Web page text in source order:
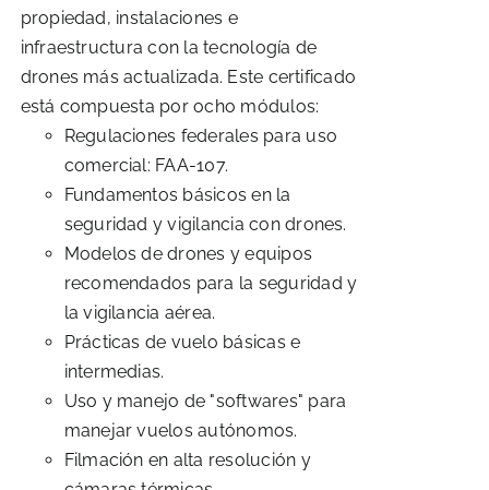
propiedad, instalaciones e
infraestructura con la tecnología de
drones más actualizada. Este certificado
está compuesta por ocho módulos:
Regulaciones federales para uso
comercial: FAA-107.
Fundamentos básicos en la
seguridad y vigilancia con drones.
Modelos de drones y equipos
recomendados para la seguridad y
la vigilancia aérea.
Prácticas de vuelo básicas e
intermedias.
Uso y manejo de "softwares" para
manejar vuelos autónomos.
Filmación en alta resolución y